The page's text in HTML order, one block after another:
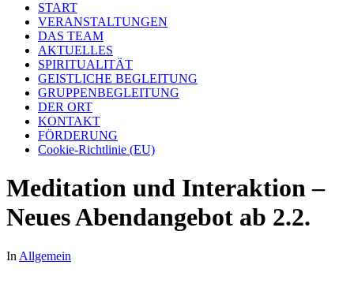
START
VERANSTALTUNGEN
DAS TEAM
AKTUELLES
SPIRITUALITÄT
GEISTLICHE BEGLEITUNG
GRUPPENBEGLEITUNG
DER ORT
KONTAKT
FÖRDERUNG
Cookie-Richtlinie (EU)
Meditation und Interaktion –
Neues Abendangebot ab 2.2.
In Allgemein